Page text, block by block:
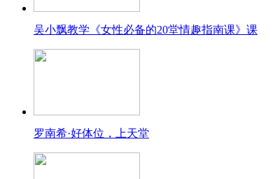
吴小飘教学《女性必备的20堂情趣指南课》课
罗南希·好体位，上天堂